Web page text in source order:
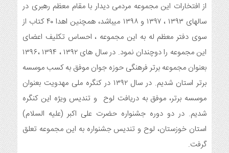
هفته ی جوان در اندیمشک برگزار شد.
6 ماه قبل
تشریح برنامه های دهه مهدویت شبکه فرهنگی مردمی نغمه های
عشق اندیمشک
7 ماه قبل
توزیع بسته جشن تکلیف به دختران سادات ایتام اندیمشک در شب
ولادت امام علی(ع)
ایجاد ۱۱۰ شعبه نغمه های عشق در ۱۱۰ منطقه شهر و روستای
اندیمشک
8 ماه قبل
مراسم رونمایی از طرح ستاره های اندیمشک و طرح خانه های نور،
از افتخارات این مجموعه مردمی دیدار با مقام معظم رهبری در
سالهای ۱۳۹۳ ، ۱۳۹۷ و ۱۳۹۸ میباشد، همچنین اهدا ۴۰ کتاب از
سوی دفتر معظم له به این مجموعه ، احساس تکلیف اعضای
این مجموعه را دوچندان نمود. در سال های ۱۳۹۲ ، ۱۳۹۴ ،۱۳۹۶
بعنوان مجموعه برتر فرهنگی حوزه جوان موفق به کسب موسسه
برتر استان شدیم. در سال ۱۳۹۲ در کنگره ملی مهدویت بعنوان
موسسه برتر، موفق به دریافت لوح و تندیس ویژه این کنگره
شدیم. در دو دوره جشنواره حضرت علی اکبر (علیه السلام)
استان خوزستان، لوح و تندیس جشنواره به این مجموعه تعلق
گرفت.